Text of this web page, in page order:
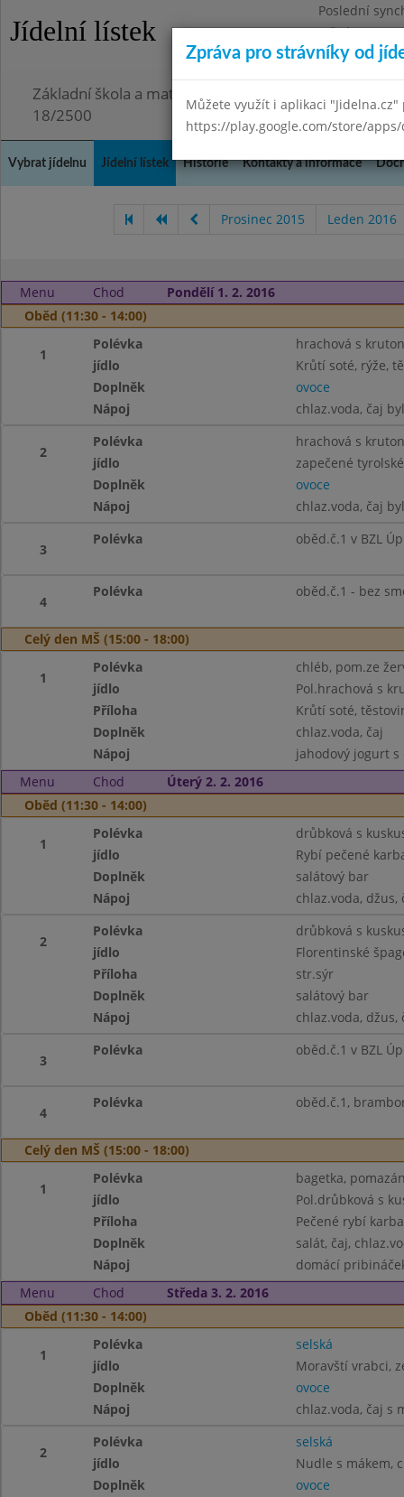
Jídelní lístek
Poslední
Středa
Omezení
Základní škola a mateřská škola Chmelnice, Praha 3,
18/2500
Vybrat jídelnu Jídelní lístek Historie Kontakty a informace
Prosinec 2015 Leden 2016
Menu Chod
Pondělí 1. 2. 2016
Oběd (11:30 - 14:00)
1
Polévka
hrachová s
jídlo
Krůtí soté, rýže,
Doplněk
ovoce
Nápoj
chlaz.voda, čaj
2
Polévka
hrachová s
jídlo
zapečené
Doplněk
ovoce
Nápoj
chlaz.voda, čaj
3
Polévka oběd.č.1 v BZL
4
Polévka oběd.č.1 - bez
Celý den MŠ (15:00 - 18:00)
1
Polévka
chléb, pom.ze
jídlo
Pol.hrachová s
Příloha
Krůtí soté,
Doplněk
chlaz.voda, čaj
Nápoj
jahodový jogurt s
Menu
Chod
Úterý 2. 2. 2016
Oběd (11:30 - 14:00)
1
Polévka
drůbková s
jídlo
Rybí pečené
Doplněk
salátový bar
Nápoj
chlaz.voda, džus,
2
Polévka
drůbková s
jídlo
Florentinské
Příloha
str.sýr
Doplněk
salátový bar
Nápoj
chlaz.voda, džus,
3
Polévka oběd.č.1 v BZL
4
Polévka oběd.č.1,
Celý den MŠ (15:00 - 18:00)
1
Polévka
bagetka,
jídlo
Pol.drůbková s
Příloha
Pečené rybí
Doplněk
salát, čaj,
Nápoj
domácí
Menu
Chod
Středa 3. 2. 2016
Oběd (11:30 - 14:00)
1
Polévka
selská
jídlo
Moravští vrabci,
Doplněk
ovoce
Nápoj
chlaz.voda, čaj s
2
Polévka
selská
jídlo
Nudle s mákem,
Doplněk
ovoce
Zpráva pro strávníky od
Můžete využít i aplikaci
https://play.google.com/store/